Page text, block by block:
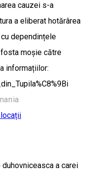
cauzei s-a
a eliberat hotărârea
dependințele
moșie către
informațiilor:
a carei